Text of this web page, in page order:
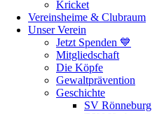
Kricket
Vereinsheime & Clubraum
Unser Verein
Jetzt Spenden 💙
Mitgliedschaft
Die Köpfe
Gewaltprävention
Geschichte
SV Rönneburg